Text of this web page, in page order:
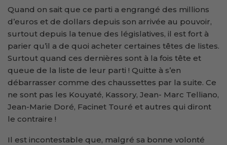
Quand on sait que ce parti a engrangé des millions
d’euros et de dollars depuis son arrivée au pouvoir,
surtout depuis la tenue des législatives, il est fort à
parier qu’il a de quoi acheter certaines têtes de listes.
Surtout quand ces dernières sont à la fois tête et
queue de la liste de leur parti ! Quitte à s’en
débarrasser comme des chaussettes par la suite. Ce
ne sont pas les Kouyaté, Kassory, Jean- Marc Telliano,
Jean-Marie Doré, Facinet Touré et autres qui diront
le contraire !
Il est incontestable que, malgré sa bonne volonté